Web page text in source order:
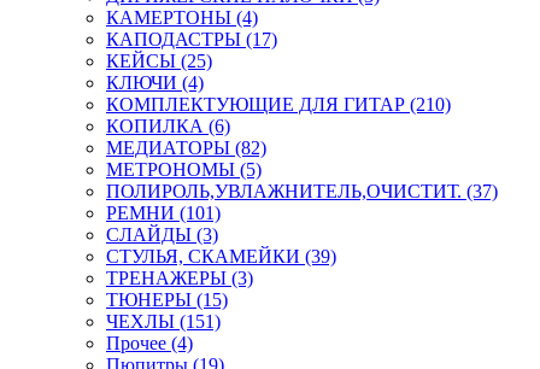
КАМЕРТОНЫ (4)
КАПОДАСТРЫ (17)
КЕЙСЫ (25)
КЛЮЧИ (4)
КОМПЛЕКТУЮЩИЕ ДЛЯ ГИТАР (210)
КОПИЛКА (6)
МЕДИАТОРЫ (82)
МЕТРОНОМЫ (5)
ПОЛИРОЛЬ,УВЛАЖНИТЕЛЬ,ОЧИСТИТ. (37)
РЕМНИ (101)
СЛАЙДЫ (3)
СТУЛЬЯ, СКАМЕЙКИ (39)
ТРЕНАЖЕРЫ (3)
ТЮНЕРЫ (15)
ЧЕХЛЫ (151)
Прочее (4)
Пюпитры (19)